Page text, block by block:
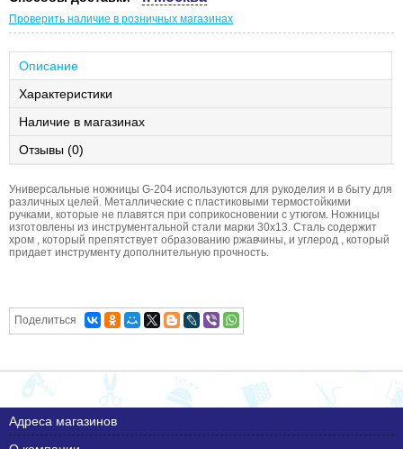
Проверить наличие в розничных магазинах
Описание
Характеристики
Наличие в магазинах
Отзывы (0)
Универсальные ножницы G-204 используются для рукоделия и в быту для
различных целей. Металлические с пластиковыми термостойкими
ручками, которые не плавятся при соприкосновении с утюгом. Ножницы
изготовлены из инструментальной стали марки 30x13. Сталь содержит
хром , который препятствует образованию ржавчины, и углерод , который
придает инструменту дополнительную прочность.
Поделиться
Адреса магазинов